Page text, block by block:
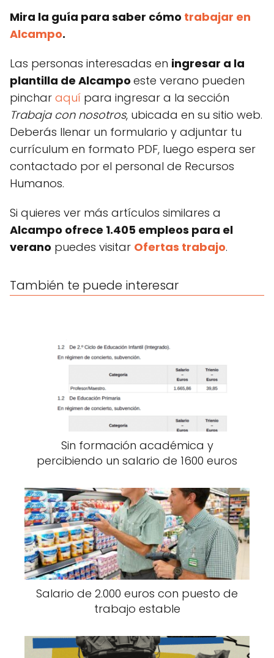
Mira la guía para saber cómo trabajar en
Alcampo.
Las personas interesadas en ingresar a la
plantilla de Alcampo este verano pueden
pinchar aquí para ingresar a la sección
Trabaja con nosotros, ubicada en su sitio web.
Deberás llenar un formulario y adjuntar tu
currículum en formato PDF, luego espera ser
contactado por el personal de Recursos
Humanos.
Si quieres ver más artículos similares a
Alcampo ofrece 1.405 empleos para el
verano puedes visitar Ofertas trabajo.
También te puede interesar
Sin formación académica y
percibiendo un salario de 1600 euros
Salario de 2.000 euros con puesto de
trabajo estable